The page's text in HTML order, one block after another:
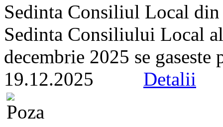
Sedinta Consiliul Local
Sedinta Consiliului Local
decembrie 2025 se
19.12.2025 Detalii